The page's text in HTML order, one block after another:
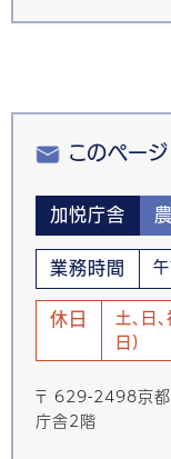
このペー
加悦庁舎
業務時間
休日
土、
日)
〒 629-2498京
庁舎2階